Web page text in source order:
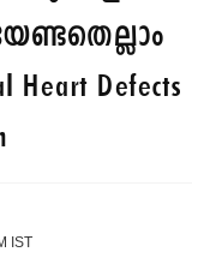
Heart Defects
IST